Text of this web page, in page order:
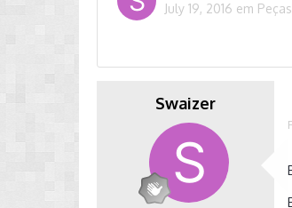
July 19, 2016 em
Swaizer